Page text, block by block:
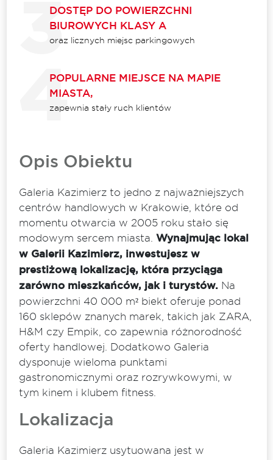
DOSTĘP DO POWIERZCHNI
BIUROWYCH KLASY A
oraz licznych miejsc parkingowych
POPULARNE MIEJSCE NA MAPIE
MIASTA,
zapewnia stały ruch klientów
Opis Obiektu
Galeria Kazimierz to jedno z najważniejszych
centrów handlowych w Krakowie, które od
momentu otwarcia w 2005 roku stało się
modowym sercem miasta. Wynajmując lokal
w Galerii Kazimierz, inwestujesz w
prestiżową lokalizację, która przyciąga
zarówno mieszkańców, jak i turystów.Na
powierzchni 40 000 m² biekt oferuje ponad
160 sklepów znanych marek, takich jak ZARA,
H&M czy Empik, co zapewnia różnorodność
oferty handlowej. Dodatkowo Galeria
dysponuje wieloma punktami
gastronomicznymi oraz rozrywkowymi, w
tym kinem i klubem fitness.
Lokalizacja
Galeria Kazimierz usytuowana jest w